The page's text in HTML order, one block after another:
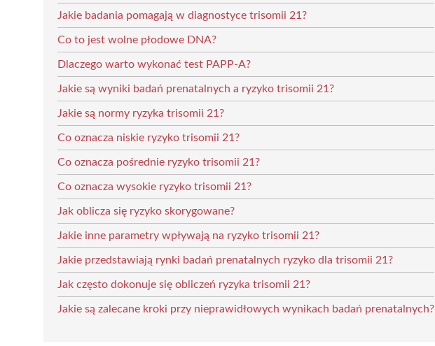
Jakie badania pomagają w diagnostyce trisomii 21?
Co to jest wolne płodowe DNA?
Dlaczego warto wykonać test PAPP-A?
Jakie są wyniki badań prenatalnych a ryzyko trisomii 21?
Jakie są normy ryzyka trisomii 21?
Co oznacza niskie ryzyko trisomii 21?
Co oznacza pośrednie ryzyko trisomii 21?
Co oznacza wysokie ryzyko trisomii 21?
Jak oblicza się ryzyko skorygowane?
Jakie inne parametry wpływają na ryzyko trisomii 21?
Jakie przedstawiają rynki badań prenatalnych ryzyko dla trisomii 21?
Jak często dokonuje się obliczeń ryzyka trisomii 21?
Jakie są zalecane kroki przy nieprawidłowych wynikach badań prenatalnych?